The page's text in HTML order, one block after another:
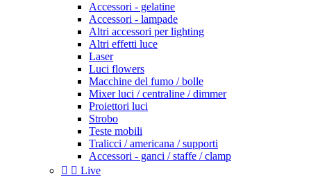
Accessori - gelatine
Accessori - lampade
Altri accessori per lighting
Altri effetti luce
Laser
Luci flowers
Macchine del fumo / bolle
Mixer luci / centraline / dimmer
Proiettori luci
Strobo
Teste mobili
Tralicci / americana / supporti
Accessori - ganci / staffe / clamp
  Live